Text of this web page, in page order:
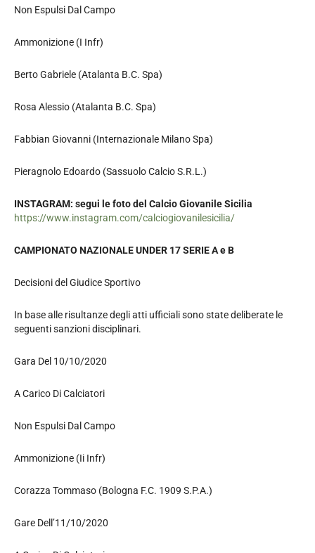
Non Espulsi Dal Campo
Ammonizione (I Infr)
Berto Gabriele (Atalanta B.C. Spa)
Rosa Alessio (Atalanta B.C. Spa)
Fabbian Giovanni (Internazionale Milano Spa)
Pieragnolo Edoardo (Sassuolo Calcio S.R.L.)
INSTAGRAM: segui le foto del Calcio Giovanile Sicilia
https://www.instagram.com/calciogiovanilesicilia/
CAMPIONATO NAZIONALE UNDER 17 SERIE A e B
Decisioni del Giudice Sportivo
In base alle risultanze degli atti ufficiali sono state deliberate le
seguenti sanzioni disciplinari.
Gara Del 10/10/2020
A Carico Di Calciatori
Non Espulsi Dal Campo
Ammonizione (Ii Infr)
Corazza Tommaso (Bologna F.C. 1909 S.P.A.)
Gare Dell’11/10/2020